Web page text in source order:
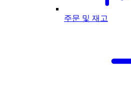
주문 및 재고